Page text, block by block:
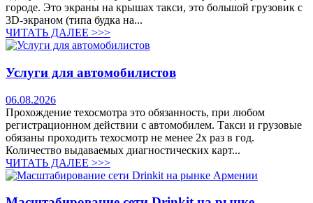
городе. Это экраны на крышах такси, это большой грузовик с
3D-экраном (типа будка на...
ЧИТАТЬ ДАЛЕЕ >>>
Услуги для автомобилистов
06.08.2026
Прохождение техосмотра это обязанность, при любом
регистрационном действии с автомобилем. Такси и грузовые
обязаны проходить техосмотр не менее 2х раз в год.
Количество выдаваемых диагностических карт...
ЧИТАТЬ ДАЛЕЕ >>>